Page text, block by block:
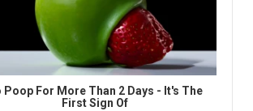
Poop For More Than 2 Days - It's The
First Sign Of